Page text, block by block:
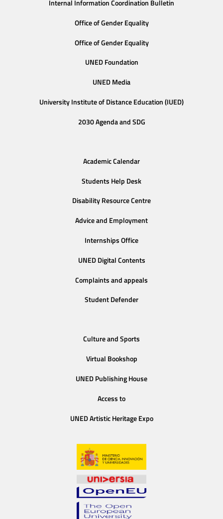
Internal Information Coordination Bulletin
Office of Gender Equality
Office of Gender Equality
UNED Foundation
UNED Media
University Institute of Distance Education (IUED)
2030 Agenda and SDG
Academic Calendar
Students Help Desk
Disability Resource Centre
Advice and Employment
Internships Office
UNED Digital Contents
Complaints and appeals
Student Defender
Culture and Sports
Virtual Bookshop
UNED Publishing House
Access to
UNED Artistic Heritage Expo